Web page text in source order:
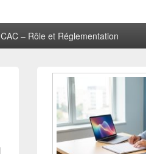
CAC – Rôle et Réglementation
Zone
principale
widget
latérale